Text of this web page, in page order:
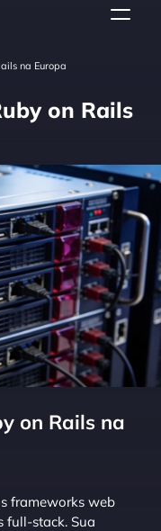
na Europa
on Rails
on Rails na
frameworks web
full-stack. Sua